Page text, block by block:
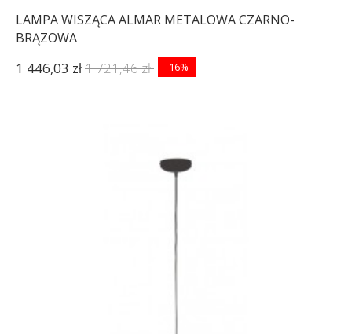
LAMPA WISZĄCA ALMAR METALOWA CZARNO-
BRĄZOWA
1 446,03 zł1 721,46 zł -16%